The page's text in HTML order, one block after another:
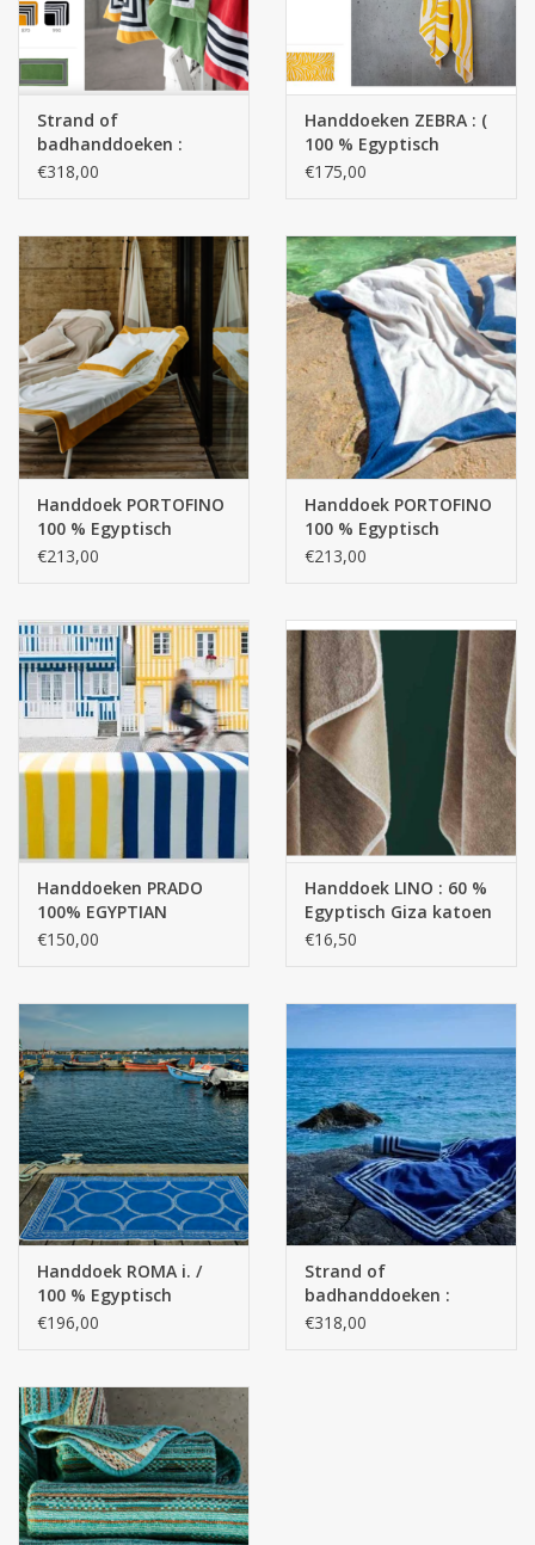
GESCHENK ARTIKELEN
STRANDLINNEN
MAATWERK
Jacht en Zeilboten ,
handdoeken
Huis en nacht kledij (
DAMES )
Merken
Strand of
badhanddoeken :
CANNES : 100 % Giza -
550 gr/ m2
€318,00
Handdoeken ZEBRA : (
100 % Egyptisch
katoen - GIZA / lange
€175,00
Handdoek PORTOFINO
100 % Egyptisch
katoen - Giza 70 Extra
€213,00
Handdoek PORTOFINO
100 % Egyptisch
katoen - Giza 70 Extra
€213,00
Handdoeken PRADO
100% EGYPTIAN
COTTON | 400gr/m2 |
€150,00
Handdoek LINO : 60 %
Egyptisch Giza katoen
, extra lange draden -
€16,50
Handdoek ROMA i. /
100 % Egyptisch
katoen - Giza 70 Extra
€196,00
Strand of
badhanddoeken :
CANNES : 100 % Giza -
€318,00